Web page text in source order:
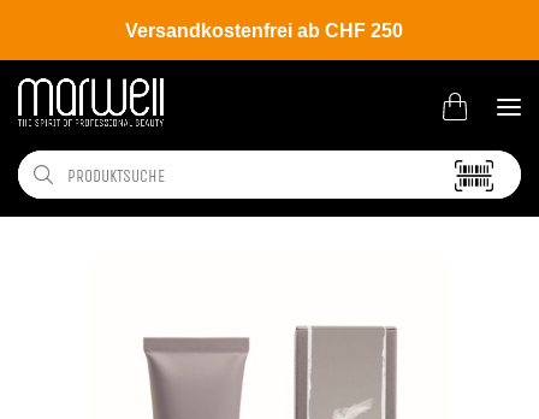
Versandkostenfrei ab CHF 250
Shop Brands Davines Colour